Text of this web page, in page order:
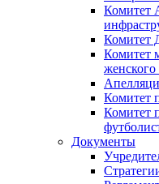
Комитет
Комитет
Комитет
женского
Комитет
Комитет
Документы